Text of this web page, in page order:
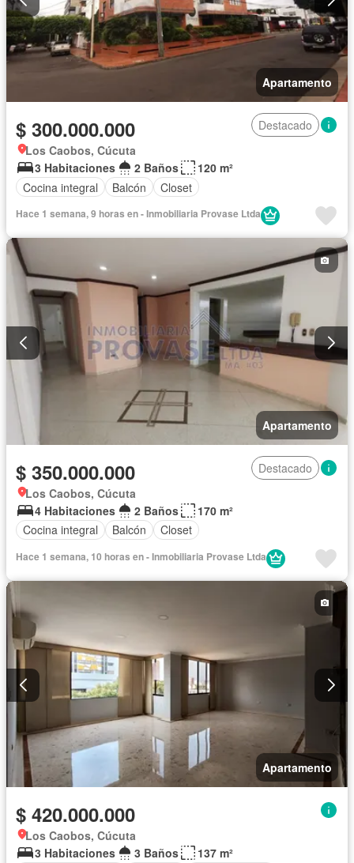
Apartamento
$ 300.000.000
Destacado
Los Caobos, Cúcuta
3 Habitaciones
2 Baños
120 m²
Cocina integral
Balcón Closet
Hace 1 semana, 9 horas en - Inmobiliaria Provase Ltda
Apartamento
$ 350.000.000
Destacado
Los Caobos, Cúcuta
4 Habitaciones
2 Baños
170 m²
Cocina integral
Balcón Closet
Hace 1 semana, 10 horas en - Inmobiliaria Provase Ltda
Apartamento
$ 420.000.000
Los Caobos, Cúcuta
3 Habitaciones
3 Baños
137 m²